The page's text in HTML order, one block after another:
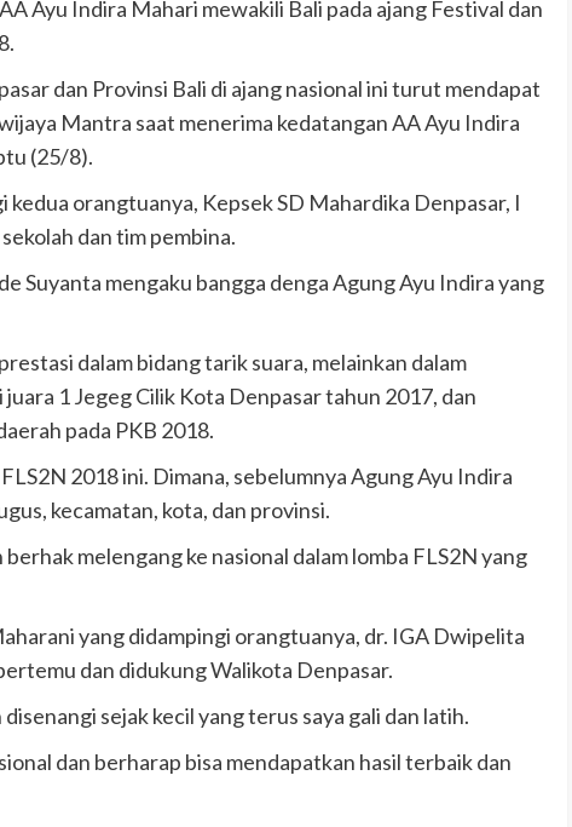
Ayu Indira Mahari mewakili Bali pada ajang Festival dan
dan Provinsi Bali di ajang nasional ini turut mendapat
Mantra saat menerima kedatangan AA Ayu Indira
(25/8).
orangtuanya, Kepsek SD Mahardika Denpasar, I
dan tim pembina.
Suyanta mengaku bangga denga Agung Ayu Indira yang
dalam bidang tarik suara, melainkan dalam
1 Jegeg Cilik Kota Denpasar tahun 2017, dan
pada PKB 2018.
2018 ini. Dimana, sebelumnya Agung Ayu Indira
kecamatan, kota, dan provinsi.
melengang ke nasional dalam lomba FLS2N yang
yang didampingi orangtuanya, dr. IGA Dwipelita
dan didukung Walikota Denpasar.
sejak kecil yang terus saya gali dan latih.
dan berharap bisa mendapatkan hasil terbaik dan